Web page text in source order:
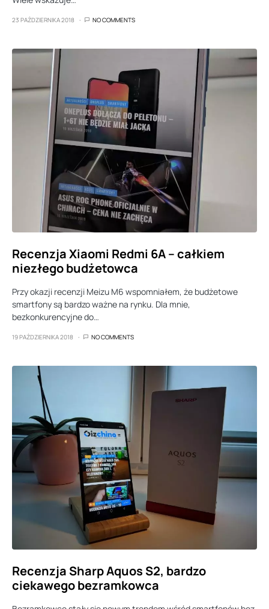
23 PAŹDZIERNIKA 2018 NO COMMENTS
Recenzja Xiaomi Redmi 6A – całkiem
niezłego budżetowca
Przy okazji recenzji Meizu M6 wspomniałem, że budżetowe
smartfony są bardzo ważne na rynku. Dla mnie,
bezkonkurencyjne do…
19 PAŹDZIERNIKA 2018 NO COMMENTS
Recenzja Sharp Aquos S2, bardzo
ciekawego bezramkowca